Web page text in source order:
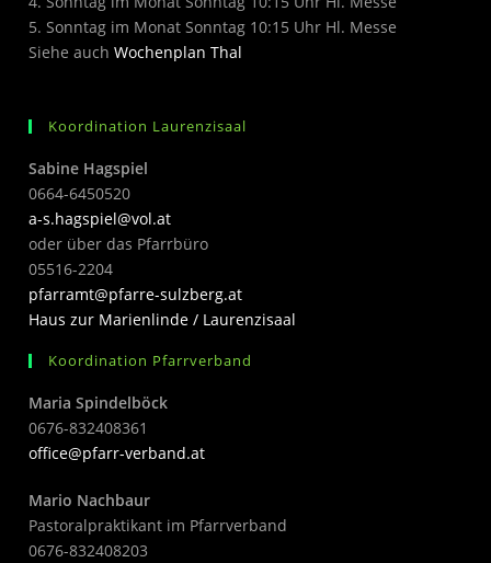
5. Sonntag im Monat Sonntag 10:15 Uhr Hl. Messe
Siehe auchWochenplan Thal
Koordination Laurenzisaal
Sabine Hagspiel
0664-6450520
a-s.hagspiel@vol.at
oder über das Pfarrbüro
05516-2204
pfarramt@pfarre-sulzberg.at
Haus zur Marienlinde / Laurenzisaal
Koordination Pfarrverband
Maria Spindelböck
0676-832408361
office@pfarr-verband.at
Mario Nachbaur
Pastoralpraktikant im Pfarrverband
0676-832408203